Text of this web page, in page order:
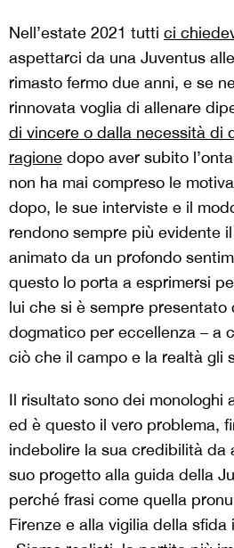
Nell’estate 2021 tutti ci
aspettarci da una Juventus
rimasto fermo due anni, e se
rinnovata voglia di allenare
di vincere o dalla necessità di
ragione dopo aver subito
non ha mai compreso le
dopo, le sue interviste e il
rendono sempre più evidente
animato da un profondo
questo lo porta a esprimersi
lui che si è sempre presentato
dogmatico per eccellenza – a
ciò che il campo e la realtà gli
Il risultato sono dei monologhi
ed è questo il vero problema,
indebolire la sua credibilità da
suo progetto alla guida della
perché frasi come quella
Firenze e alla vigilia della sfida